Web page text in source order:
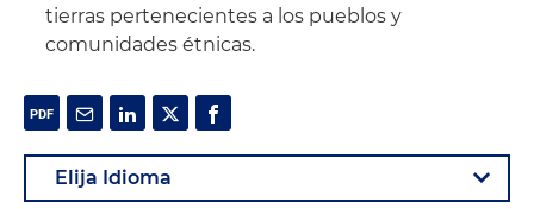
tierras pertenecientes a los pueblos y
comunidades étnicas.